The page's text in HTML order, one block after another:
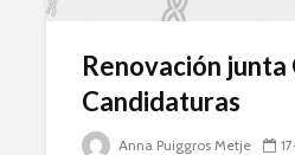
Renovación junta
Candidaturas
Anna Puiggros Metje